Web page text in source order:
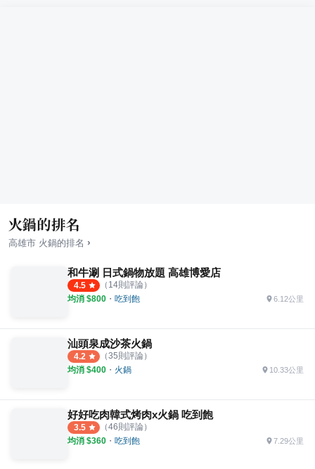
火鍋的排名
高雄市 火鍋的排名 ›
和牛涮 日式鍋物放題 高雄博愛店
4.5 （ 14則評論）
均消 $800 ・ 吃到飽 6.12公里
汕頭泉成沙茶火鍋
4.2 （35則評論）
均消 $400 ・ 火鍋 10.33公里
好好吃肉韓式烤肉x火鍋 吃到飽
3.5 （46則評論）
均消 $360 ・ 吃到飽 7.29公里